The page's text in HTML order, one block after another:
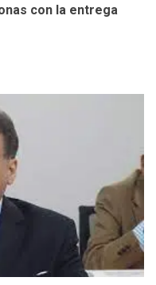
con la entrega